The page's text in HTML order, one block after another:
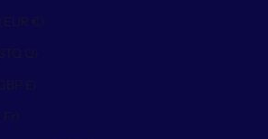
Guadeloupe (EUR €)
Guatemala (GTQ Q)
Guernesey (GBP £)
Guinée (GNF Fr)